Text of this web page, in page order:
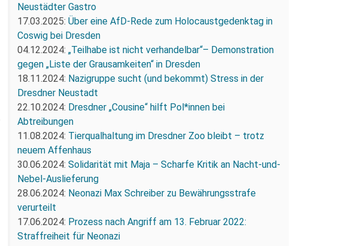
Neustädter Gastro
17.03.2025: Über eine AfD-Rede zum Holocaustgedenktag in
Coswig bei Dresden
04.12.2024: „Teilhabe ist nicht verhandelbar“– Demonstration
gegen „Liste der Grausamkeiten“ in Dresden
18.11.2024: Nazigruppe sucht (und bekommt) Stress in der
Dresdner Neustadt
22.10.2024: Dresdner „Cousine“ hilft Pol*innen bei
Abtreibungen
11.08.2024: Tierqualhaltung im Dresdner Zoo bleibt – trotz
neuem Affenhaus
30.06.2024: Solidarität mit Maja – Scharfe Kritik an Nacht-und-
Nebel-Auslieferung
28.06.2024: Neonazi Max Schreiber zu Bewährungsstrafe
verurteilt
17.06.2024: Prozess nach Angriff am 13. Februar 2022:
Straffreiheit für Neonazi